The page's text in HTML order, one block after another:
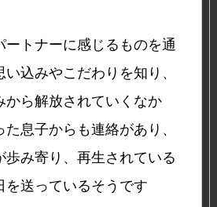
ートナーに感じるものを通
込みやこだわりを知り、
から解放されていくなか
息子からも連絡があり、
歩み寄り、再生されている
を送っているそうです